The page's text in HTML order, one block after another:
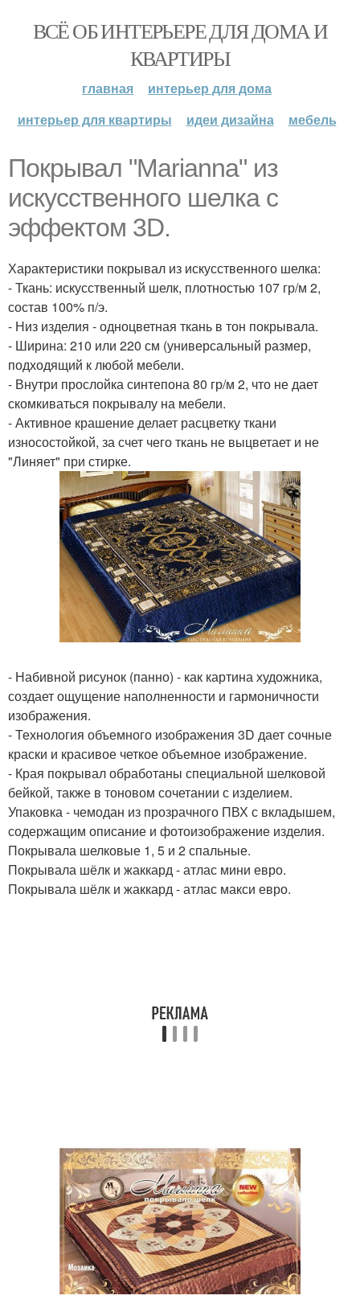
ВСЁ ОБ ИНТЕРЬЕРЕ ДЛЯ ДОМА И
КВАРТИРЫ
главная
интерьер для дома
интерьер для квартиры
идеи дизайна мебель
Покрывал "Marianna" из
искусственного шелка с
эффектом 3D.
Характеристики покрывал из искусственного шелка:
- Ткань: искусственный шелк, плотностью 107 гр/м 2,
состав 100% п/э.
- Низ изделия - одноцветная ткань в тон покрывала.
- Ширина: 210 или 220 см (универсальный размер,
подходящий к любой мебели.
- Внутри прослойка синтепона 80 гр/м 2, что не дает
скомкиваться покрывалу на мебели.
- Активное крашение делает расцветку ткани
износостойкой, за счет чего ткань не выцветает и не
"Линяет" при стирке.
- Набивной рисунок (панно) - как картина художника,
создает ощущение наполненности и гармоничности
изображения.
- Технология объемного изображения 3D дает сочные
краски и красивое четкое объемное изображение.
- Края покрывал обработаны специальной шелковой
бейкой, также в тоновом сочетании с изделием.
Упаковка - чемодан из прозрачного ПВХ с вкладышем,
содержащим описание и фотоизображение изделия.
Покрывала шелковые 1, 5 и 2 спальные.
Покрывала шёлк и жаккард - атлас мини евро.
Покрывала шёлк и жаккард - атлас макси евро.